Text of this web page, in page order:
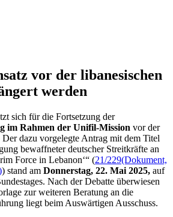
vor der libanesischen
werden
sich für die Fortsetzung der
im Rahmen der Unifil-Mission vor der
dazu vorgelegte Antrag mit dem Titel
bewaffneter deutscher Streitkräfte an
Force in Lebanon‘“ (21/229(Dokument,
) stand am Donnerstag, 22. Mai 2025, auf
Nach der Debatte überwiesen
zur weiteren Beratung an die
liegt beim Auswärtigen Ausschuss.